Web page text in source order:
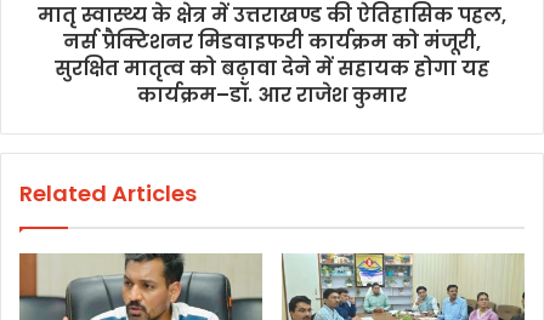
मातृ स्वास्थ्य के क्षेत्र में उत्तराखण्ड की ऐतिहासिक पहल,
नर्स प्रैक्टिशनर मिडवाइफरी कार्यक्रम को मंजूरी,
सुरक्षित मातृत्व को बढ़ावा देने में सहायक होगा यह
कार्यक्रम–डॉ. आर राजेश कुमार
Related Articles